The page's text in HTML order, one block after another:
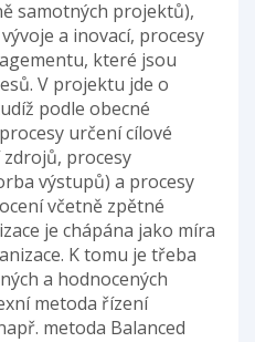
samotných projektů),
a inovací, procesy
které jsou
V projektu jde o
podle obecné
určení cílové
procesy
výstupů) a procesy
včetně zpětné
je chápána jako míra
K tomu je třeba
a hodnocených
metoda řízení
metoda Balanced